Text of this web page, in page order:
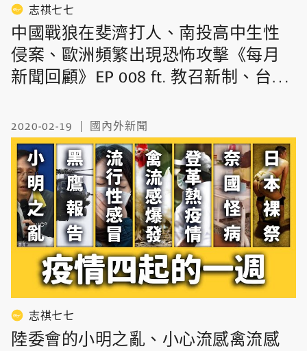
志祺七七
中國戰狼在斐濟打人、南投高中生性
侵案、歐洲頻繁出現恐怖攻擊《每月
新聞回顧》EP 008 ft. 教召新制、台
諾貝爾經濟學獎
2020-02-19 國內外新聞
志祺七七
陸委會的小明之亂、小心流感禽流感